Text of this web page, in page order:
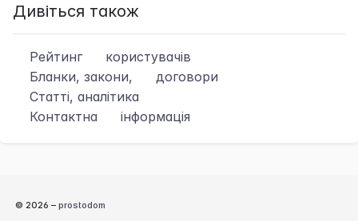
Дивіться також
Рейтинг
користувачів
Бланки, закони,
договори
Статті, аналітика
Контактна
інформація
© 2026 – prostodom